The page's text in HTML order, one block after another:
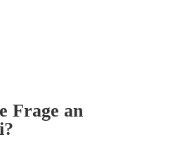
Frage an